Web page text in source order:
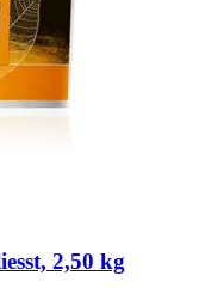
2,50 kg